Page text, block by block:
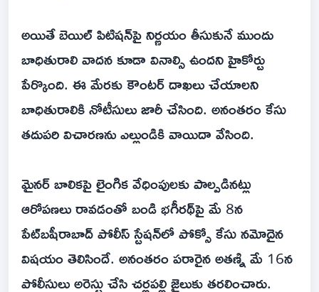
అయితే బెయిల్ పిటిషన్‌పై నిర్ణయం తీసుకునే ముందు
బాధితురాలి వాదన కూడా వినాల్సి ఉందని హైకోర్టు
పేర్కొంది. ఈ మేరకు కౌంటర్ దాఖలు చేయాలని
బాధితురాలికి నోటీసులు జారీ చేసింది. అనంతరం కేసు
తదుపరి విచారణను ఎల్లుండికి వాయిదా వేసింది.
మైనర్ బాలికపై లైంగిక వేధింపులకు పాల్పడినట్లు
ఆరోపణలు రావడంతో బండి భగీరథ్‌పై మే 8న
పేట్‌బషీరాబాద్ పోలీస్ స్టేషన్‌లో పోక్సో కేసు నమోదైన
విషయం తెలిసిందే. అనంతరం పరారైన అతణ్ని మే 16న
పోలీసులు అరెస్టు చేసి చర్లపల్లి జైలుకు తరలించారు.